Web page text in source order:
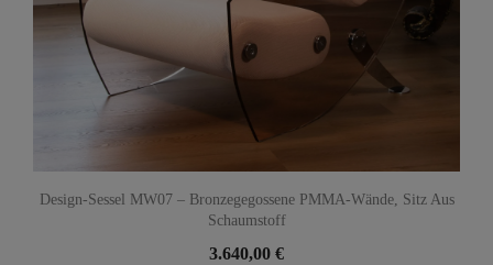
Design-Sessel MW07 – Bronzegegossene PMMA-Wände, Sitz Aus
Schaumstoff
3.640,00 €